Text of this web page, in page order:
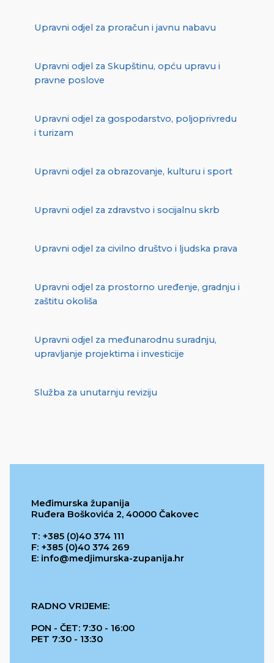
Upravni odjel za proračun i javnu nabavu
Upravni odjel za Skupštinu, opću upravu i
pravne poslove
Upravni odjel za gospodarstvo, poljoprivredu
i turizam
Upravni odjel za obrazovanje, kulturu i sport
Upravni odjel za zdravstvo i socijalnu skrb
Upravni odjel za civilno društvo i ljudska prava
Upravni odjel za prostorno uređenje, gradnju i
zaštitu okoliša
Upravni odjel za međunarodnu suradnju,
upravljanje projektima i investicije
Služba za unutarnju reviziju
Međimurska županija
Ruđera Boškovića 2, 40000 Čakovec
T: +385 (0)40 374 111
F: +385 (0)40 374 269
E: info@medjimurska-zupanija.hr
RADNO VRIJEME:
PON - ČET: 7:30 - 16:00
PET 7:30 - 13:30